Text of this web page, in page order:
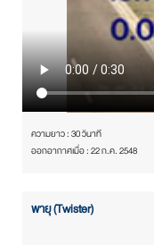
ความยาว : 30 วินาที
ออกอากาศเมื่อ : 22 ก.ค. 2548
พายุ (Twister)